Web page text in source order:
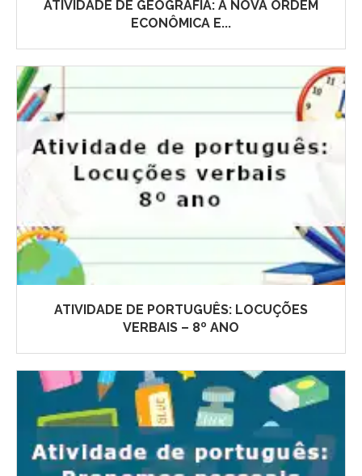
ATIVIDADE DE GEOGRAFIA: A NOVA ORDEM
ECONÔMICA E...
ATIVIDADE DE PORTUGUÊS: LOCUÇÕES
VERBAIS – 8º ANO